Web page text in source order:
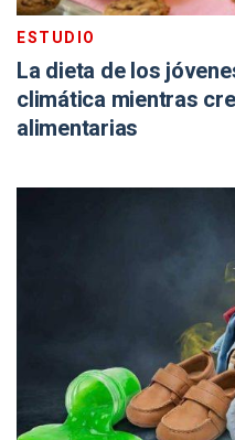
ESTUDIO
La dieta de los
climática mientras
alimentarias